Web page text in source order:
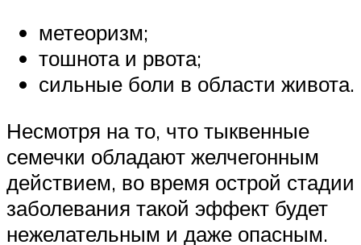
метеоризм;
тошнота и рвота;
сильные боли в области живота.
Несмотря на то, что тыквенные
семечки обладают желчегонным
действием, во время острой стадии
заболевания такой эффект будет
нежелательным и даже опасным.